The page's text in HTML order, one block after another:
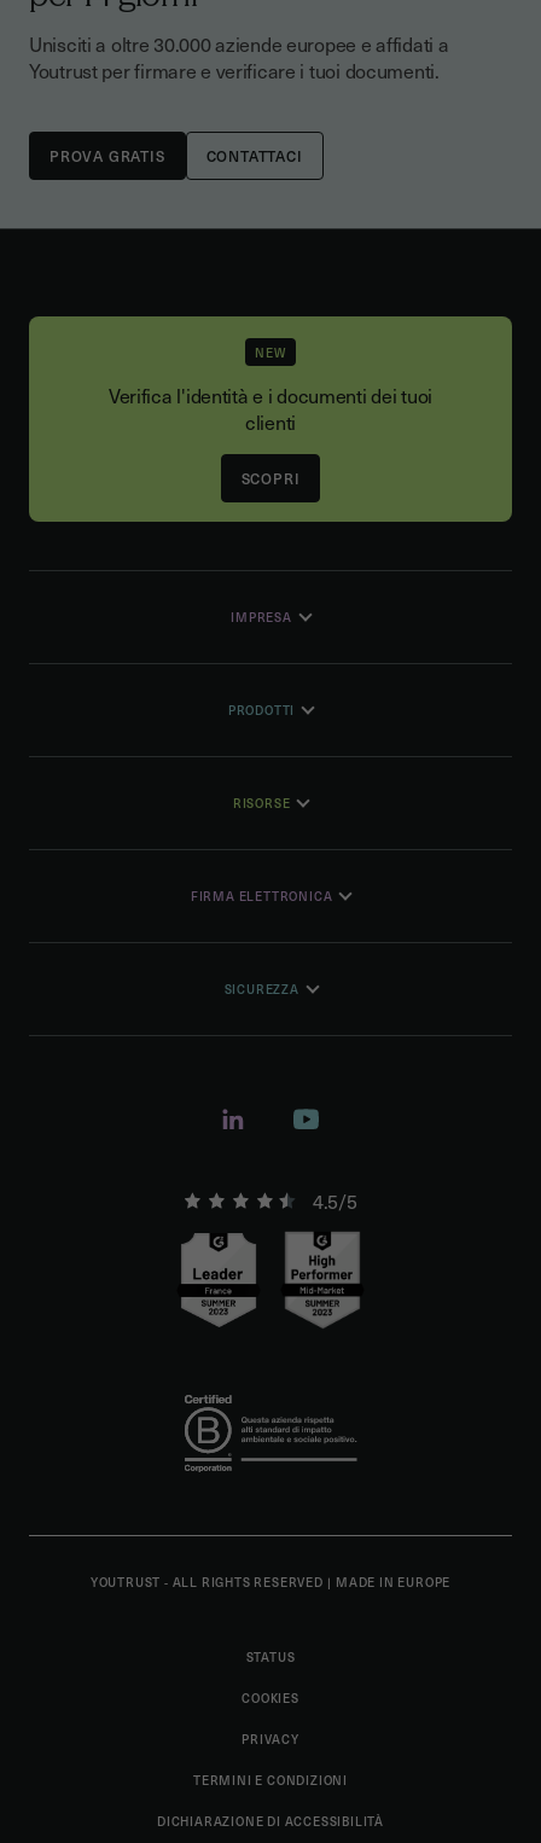
Unisciti a oltre 30.000 aziende europee e affidati a
Youtrust per firmare e verificare i tuoi documenti.
CONTATTACI
NEW
Verifica l'identità e i documenti dei tuoi
clienti
SCOPRI
IMPRESA
PRODOTTI
RISORSE
FIRMA ELETTRONICA
SICUREZZA
4.5/5
YOUTRUST - ALL RIGHTS RESERVED | MADE IN EUROPE
STATUS
COOKIES
PRIVACY
TERMINI E CONDIZIONI
DICHIARAZIONE DI ACCESSIBILITÀ